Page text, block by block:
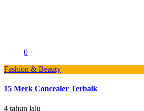
0
Fashion & Beauty
15 Merk Concealer Terbaik
4 tahun lalu